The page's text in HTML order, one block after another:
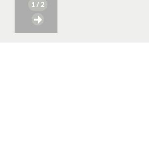
1 / 2